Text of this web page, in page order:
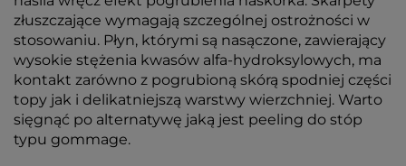
złuszczające wymagają szczególnej ostrożności w
stosowaniu. Płyn, którymi są nasączone, zawierający
wysokie stężenia kwasów alfa-hydroksylowych, ma
kontakt zarówno z pogrubioną skórą spodniej części
topy jak i delikatniejszą warstwy wierzchniej. Warto
sięgnąć po alternatywę jaką jest peeling do stóp
typu gommage.